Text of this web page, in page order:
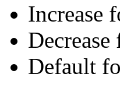
Increase
Default